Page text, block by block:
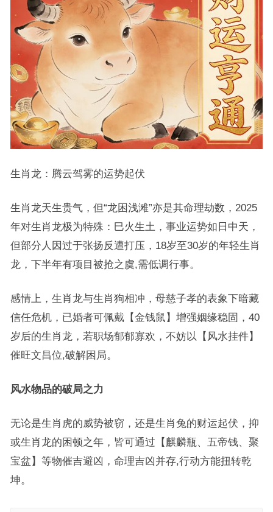
生肖龙：腾云驾雾的运势起伏
生肖龙天生贵气，但“龙困浅滩”亦是其命理劫数，2025
年对生肖龙极为特殊：巳火生土，事业运势如日中天，
但部分人因过于张扬反遭打压，18岁至30岁的年轻生肖
龙，下半年有项目被抢之虞,需低调行事。
感情上，生肖龙与生肖狗相冲，母慈子孝的表象下暗藏
信任危机，已婚者可佩戴【金钱鼠】增强姻缘稳固，40
岁后的生肖龙，若职场郁郁寡欢，不妨以【风水挂件】
催旺文昌位,破解困局。
风水物品的破局之力
无论是生肖虎的威势被窃，还是生肖兔的财运起伏，抑
或生肖龙的困顿之年，皆可通过【麒麟瓶、五帝钱、聚
宝盆】等物催吉避凶，命理吉凶并存,行动方能扭转乾
坤。